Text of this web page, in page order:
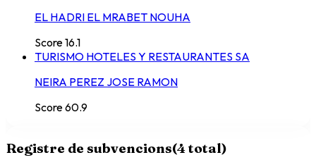
EL HADRI EL MRABET NOUHA
Score16.1
TURISMO HOTELES Y RESTAURANTES SA
NEIRA PEREZ JOSE RAMON
Score60.9
Registre de subvencions(4total)